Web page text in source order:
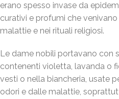
erano spesso invase da
curativi e profumi che
malattie e nei rituali religiosi.
Le dame nobili portavano con
contenenti violetta, lavanda o
vesti o nella biancheria, usate
odori e dalle malattie,